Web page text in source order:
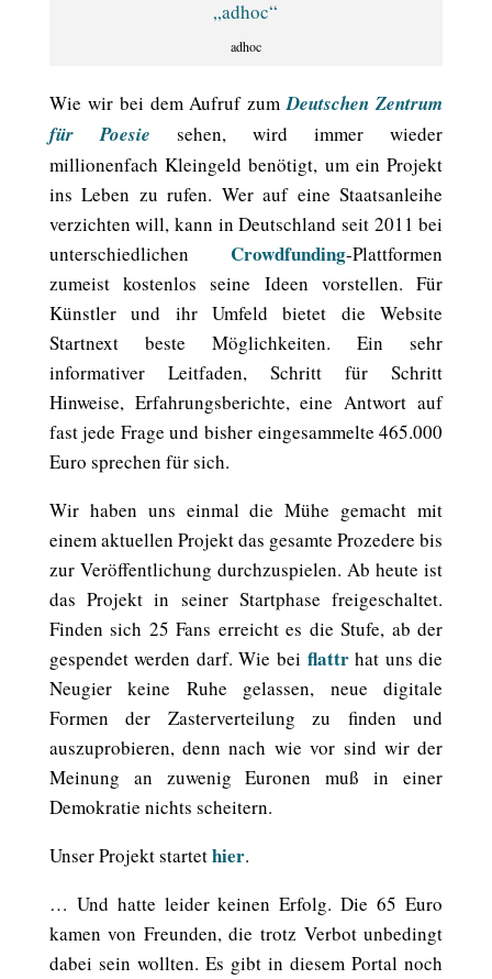
adhoc
Wie wir bei dem Aufruf zumDeutschen Zentrum
für Poesie sehen, wird immer wieder
millionenfach Kleingeld benötigt, um ein Projekt
ins Leben zu rufen. Wer auf eine Staatsanleihe
verzichten will, kann in Deutschland seit 2011 bei
unterschiedlichen Crowdfunding-Plattformen
zumeist kostenlos seine Ideen vorstellen. Für
Künstler und ihr Umfeld bietet die Website
Startnext beste Möglichkeiten. Ein sehr
informativer Leitfaden, Schritt für Schritt
Hinweise, Erfahrungsberichte, eine Antwort auf
fast jede Frage und bisher eingesammelte 465.000
Euro sprechen für sich.
Wir haben uns einmal die Mühe gemacht mit
einem aktuellen Projekt das gesamte Prozedere bis
zur Veröffentlichung durchzuspielen. Ab heute ist
das Projekt in seiner Startphase freigeschaltet.
Finden sich 25 Fans erreicht es die Stufe, ab der
gespendet werden darf. Wie bei flattrhat uns die
Neugier keine Ruhe gelassen, neue digitale
Formen der Zasterverteilung zu finden und
auszuprobieren, denn nach wie vor sind wir der
Meinung an zuwenig Euronen muß in einer
Demokratie nichts scheitern.
Unser Projekt startethier.
… Und hatte leider keinen Erfolg. Die 65 Euro
kamen von Freunden, die trotz Verbot unbedingt
dabei sein wollten. Es gibt in diesem Portal noch